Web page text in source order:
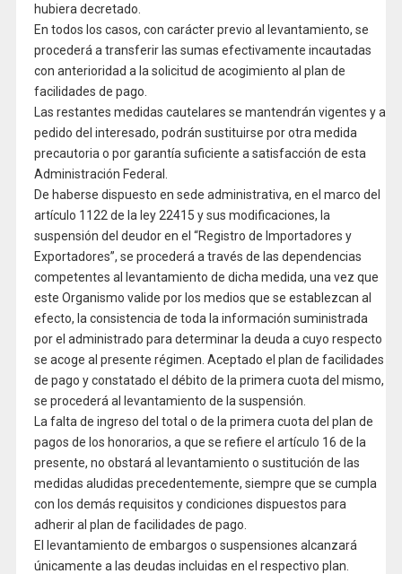
hubiera decretado.
En todos los casos, con carácter previo al levantamiento, se
procederá a transferir las sumas efectivamente incautadas
con anterioridad a la solicitud de acogimiento al plan de
facilidades de pago.
Las restantes medidas cautelares se mantendrán vigentes y a
pedido del interesado, podrán sustituirse por otra medida
precautoria o por garantía suficiente a satisfacción de esta
Administración Federal.
De haberse dispuesto en sede administrativa, en el marco del
artículo 1122 de la ley 22415 y sus modificaciones, la
suspensión del deudor en el “Registro de Importadores y
Exportadores”, se procederá a través de las dependencias
competentes al levantamiento de dicha medida, una vez que
este Organismo valide por los medios que se establezcan al
efecto, la consistencia de toda la información suministrada
por el administrado para determinar la deuda a cuyo respecto
se acoge al presente régimen. Aceptado el plan de facilidades
de pago y constatado el débito de la primera cuota del mismo,
se procederá al levantamiento de la suspensión.
La falta de ingreso del total o de la primera cuota del plan de
pagos de los honorarios, a que se refiere el artículo 16 de la
presente, no obstará al levantamiento o sustitución de las
medidas aludidas precedentemente, siempre que se cumpla
con los demás requisitos y condiciones dispuestos para
adherir al plan de facilidades de pago.
El levantamiento de embargos o suspensiones alcanzará
únicamente a las deudas incluidas en el respectivo plan.